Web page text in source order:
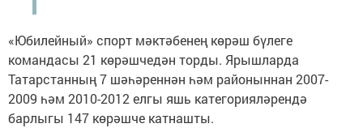
«Юбилейный» спорт мәктәбенең көрәш бүлеге
командасы 21 көрәшчедән торды. Ярышларда
Татарстанның 7 шәһәреннән һәм районыннан 2007-
2009 һәм 2010-2012 елгы яшь категорияләрендә
барлыгы 147 көрәшче катнашты.